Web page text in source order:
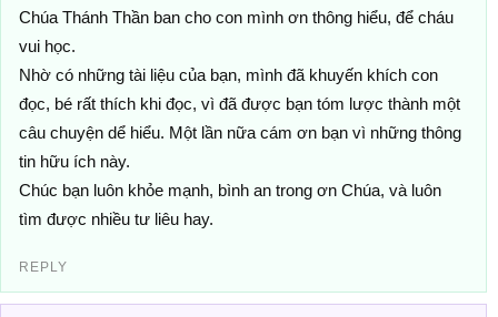
Chúa Thánh Thần ban cho con mình ơn thông hiểu, để cháu
vui học.
Nhờ có những tài liệu của bạn, mình đã khuyến khích con
đọc, bé rất thích khi đọc, vì đã được bạn tóm lược thành một
câu chuyện dể hiểu. Một lần nữa cám ơn bạn vì những thông
tin hữu ích này.
Chúc bạn luôn khỏe mạnh, bình an trong ơn Chúa, và luôn
tìm được nhiều tư liêu hay.
REPLY